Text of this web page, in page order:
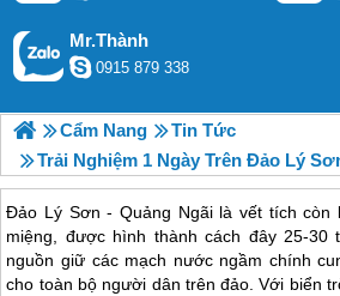
Mr.Thành
0915 879 338
Cẩm Nang
Tin Tức
Trải Nghiệm 1 Ngày Trên Đảo Lý
Đảo Lý Sơn - Quảng Ngãi là vết tích còn
miệng, được hình thành cách đây 25-30
nguồn giữ các mạch nước ngầm chính
cho toàn bộ người dân trên đảo. Với biển